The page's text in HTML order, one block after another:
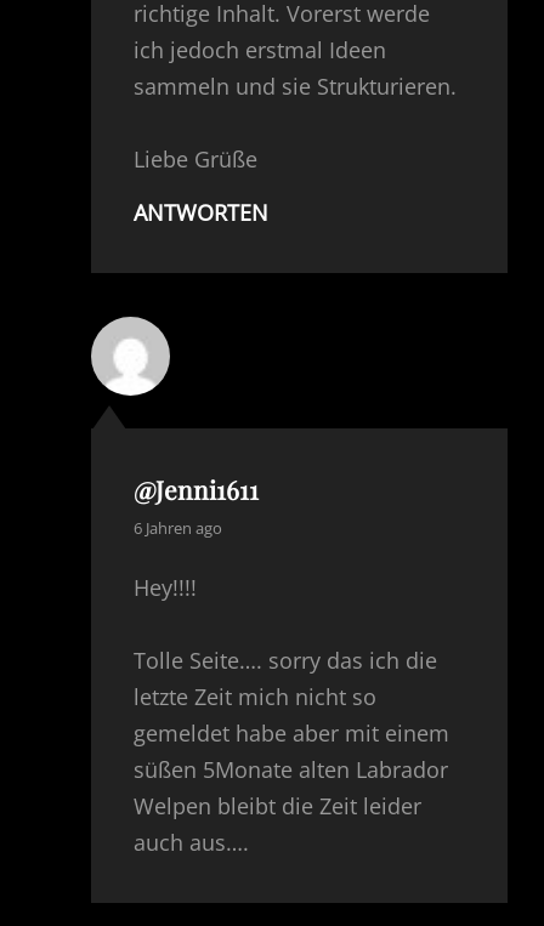
richtige Inhalt. Vorerst werde
ich jedoch erstmal Ideen
sammeln und sie Strukturieren.
Liebe Grüße
ANTWORTEN
@jenni1611
says:
6 Jahren ago
Hey!!!!
Tolle Seite…. sorry das ich die
letzte Zeit mich nicht so
gemeldet habe aber mit einem
süßen 5Monate alten Labrador
Welpen bleibt die Zeit leider
auch aus….